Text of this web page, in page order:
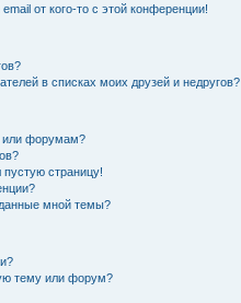
от кого-то с этой конференции!
в списках моих друзей и недругов?
или форумам?
пустую страницу!
мной темы?
тему или форум?